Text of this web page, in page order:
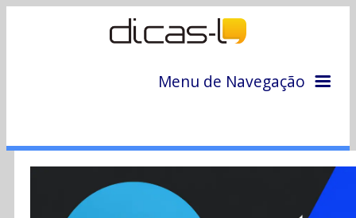
Menu de Navegação